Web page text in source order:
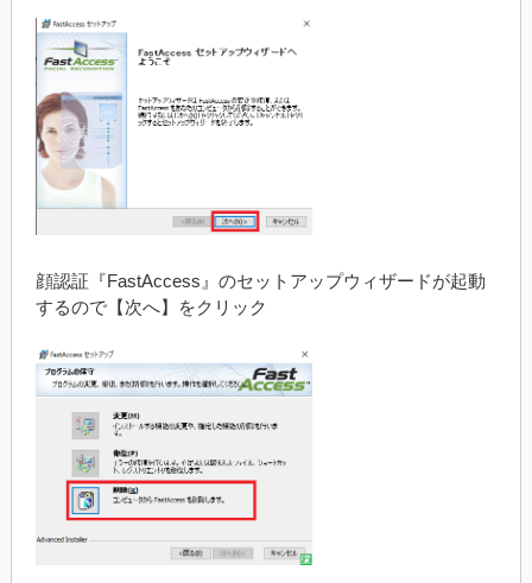
顔認証『FastAccess』のセットアップウィザードが起動
するので【次へ】をクリック